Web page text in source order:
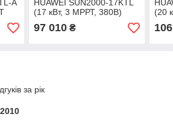
A
HUAWEI SUN2000-17KTL
(17 кВт, 3 МРРТ, 380В)
97 010₴
(20
за рік